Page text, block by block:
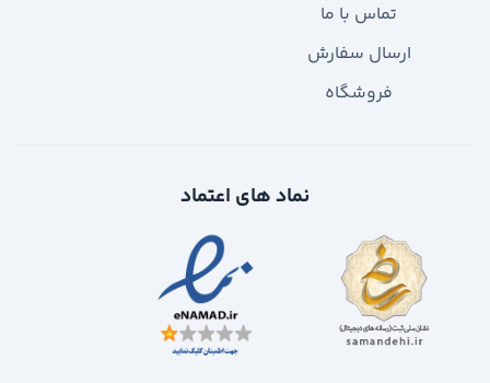
تماس با ما
ارسال سفارش
فروشگاه
نماد های اعتماد